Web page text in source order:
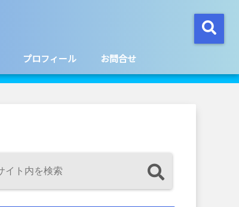
プロフィール お問合せ